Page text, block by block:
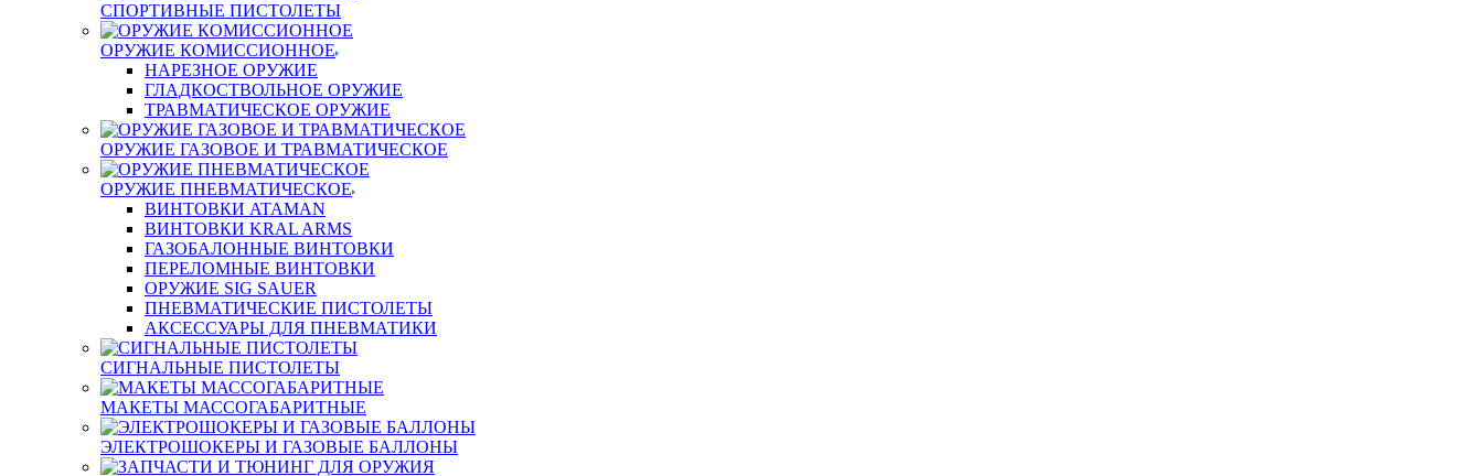
СПОРТИВНЫЕ ПИСТОЛЕТЫ
ОРУЖИЕ КОМИССИОННОЕ
НАРЕЗНОЕ ОРУЖИЕ
ГЛАДКОСТВОЛЬНОЕ ОРУЖИЕ
ТРАВМАТИЧЕСКОЕ ОРУЖИЕ
ОРУЖИЕ ГАЗОВОЕ И ТРАВМАТИЧЕСКОЕ
ОРУЖИЕ ПНЕВМАТИЧЕСКОЕ
ВИНТОВКИ ATAMAN
ВИНТОВКИ KRAL ARMS
ГАЗОБАЛОННЫЕ ВИНТОВКИ
ПЕРЕЛОМНЫЕ ВИНТОВКИ
ОРУЖИЕ SIG SAUER
ПНЕВМАТИЧЕСКИЕ ПИСТОЛЕТЫ
АКСЕССУАРЫ ДЛЯ ПНЕВМАТИКИ
СИГНАЛЬНЫЕ ПИСТОЛЕТЫ
МАКЕТЫ МАССОГАБАРИТНЫЕ
ЭЛЕКТРОШОКЕРЫ И ГАЗОВЫЕ БАЛЛОНЫ